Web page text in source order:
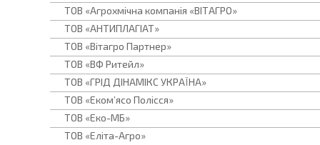
ТОВ «Агрохмічна компанія «ВІТАГРО»
ТОВ «АНТИПЛАГІАТ»
ТОВ «Вітагро Партнер»
ТОВ «ВФ Ритейл»
ТОВ «ГРІД ДІНАМІКС УКРАЇНА»
ТОВ «Еком’ясо Полісся»
ТОВ «Еко-МБ»
ТОВ «Еліта-Агро»